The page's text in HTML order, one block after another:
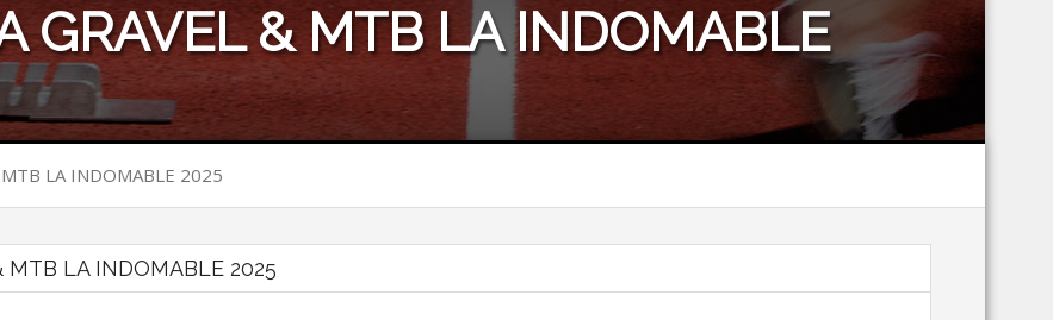
GRAVEL & MTB LA INDOMABLE
LA INDOMABLE 2025
MTB LA INDOMABLE 2025